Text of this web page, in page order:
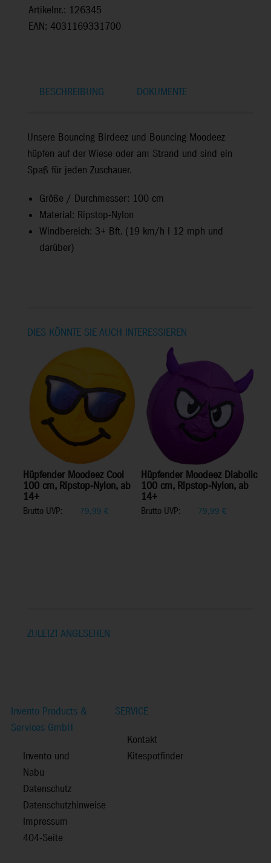
Artikelnr.: 126345
EAN: 4031169331700
BESCHREIBUNG DOKUMENTE
Unsere Bouncing Birdeez und Bouncing Moodeez
hüpfen auf der Wiese oder am Strand und sind ein
Spaß für jeden Zuschauer.
Größe / Durchmesser: 100 cm
Material: Ripstop-Nylon
Windbereich: 3+ Bft. (19 km/h I 12 mph und
darüber)
DIES KÖNNTE SIE AUCH INTERESSIEREN
Hüpfender Moodeez Cool
100 cm, Ripstop-Nylon, ab
14+
Brutto UVP: 79,99 €
Hüpfender Moodeez Diabolic
100 cm, Ripstop-Nylon, ab
14+
Brutto UVP: 79,99 €
ZULETZT ANGESEHEN
Invento Products &
Services GmbH
Invento und
Nabu
Datenschutz
Datenschutzhinweise
Impressum
404-Seite
SERVICE
Kontakt
Kitespotfinder